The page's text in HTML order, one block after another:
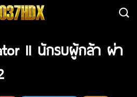
II นักรบผู้กล้า ผ่า